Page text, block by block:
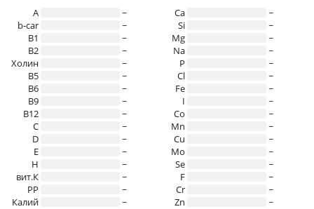
A
~
b-car
~
В1
~
B2
~
Холин
~
B5
~
B6
~
B9
~
B12
~
C
~
D
~
E
~
H
~
вит.К
~
PP
~
Калий
~
Ca
~
Si
~
Mg
~
Na
~
P
~
Cl
~
Fe
~
I
~
Co
~
Mn
~
Cu
~
Mo
~
Se
~
F
~
Cr
~
Zn
~